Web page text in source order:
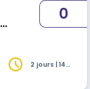
0
2 jours | 14